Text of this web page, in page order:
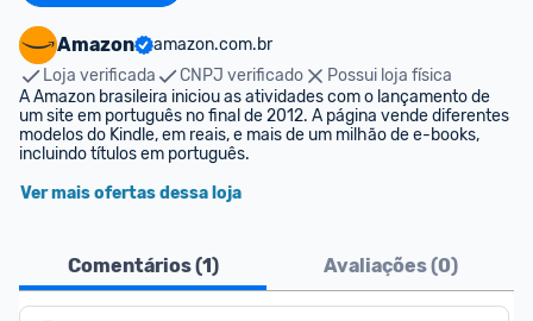
Amazon
amazon.com.br
Loja verificada
CNPJ verificado
Possui loja física
A Amazon brasileira iniciou as atividades com o lançamento de
um site em português no final de 2012. A página vende diferentes
modelos do Kindle, em reais, e mais de um milhão de e-books,
incluindo títulos em português.
Ver mais ofertas dessa loja
Comentários (1) Avaliações (0)